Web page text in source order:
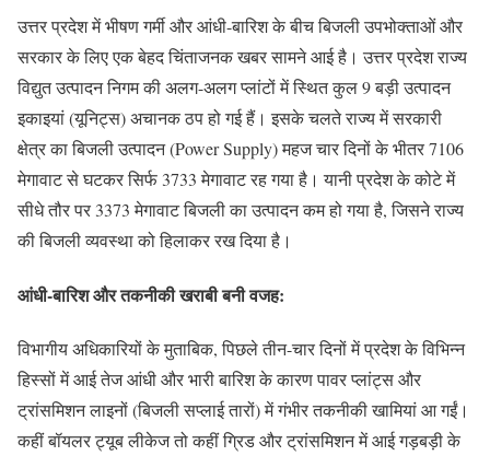
उत्तर प्रदेश में भीषण गर्मी और आंधी-बारिश के बीच बिजली उपभोक्ताओं और
सरकार के लिए एक बेहद चिंताजनक खबर सामने आई है। उत्तर प्रदेश राज्य
विद्युत उत्पादन निगम की अलग-अलग प्लांटों में स्थित कुल 9 बड़ी उत्पादन
इकाइयां (यूनिट्स) अचानक ठप हो गई हैं। इसके चलते राज्य में सरकारी
क्षेत्र का बिजली उत्पादन (Power Supply) महज चार दिनों के भीतर 7106
मेगावाट से घटकर सिर्फ 3733 मेगावाट रह गया है। यानी प्रदेश के कोटे में
सीधे तौर पर 3373 मेगावाट बिजली का उत्पादन कम हो गया है, जिसने राज्य
की बिजली व्यवस्था को हिलाकर रख दिया है।
आंधी-बारिश और तकनीकी खराबी बनी वजह:
विभागीय अधिकारियों के मुताबिक, पिछले तीन-चार दिनों में प्रदेश के विभिन्न
हिस्सों में आई तेज आंधी और भारी बारिश के कारण पावर प्लांट्स और
ट्रांसमिशन लाइनों (बिजली सप्लाई तारों) में गंभीर तकनीकी खामियां आ गईं।
कहीं बॉयलर ट्यूब लीकेज तो कहीं ग्रिड और ट्रांसमिशन में आई गड़बड़ी के